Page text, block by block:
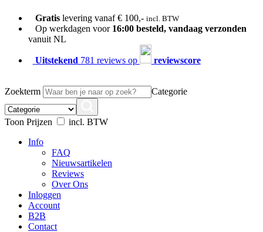
Gratislevering vanaf € 100,- incl. BTW
Op werkdagen voor 16:00 besteld, vandaag verzonden
vanuit NL
Uitstekend 781 reviews op reviewscore
Zoekterm Categorie
Toon Prijzen
incl. BTW
Info
FAQ
Nieuwsartikelen
Reviews
Over Ons
Inloggen
Account
B2B
Contact